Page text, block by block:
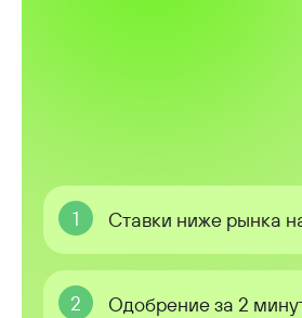
1 Ставки ниже рынка
2 Одобрение за 2